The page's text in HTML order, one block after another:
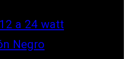
a 24 watt
Negro